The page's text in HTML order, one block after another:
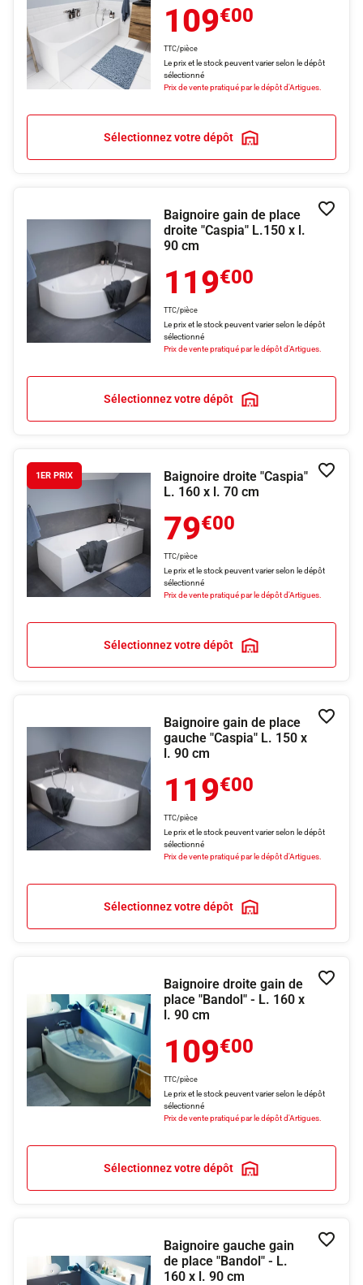
109€00
TTC/pièce
Le prix et le stock peuvent varier selon le dépôt
sélectionné
Prix de vente pratiqué par le dépôt d'Artigues.
Sélectionnez votre dépôt
Baignoire gain de place
droite "Caspia" L.150 x l.
90 cm
119€00
TTC/pièce
Le prix et le stock peuvent varier selon le dépôt
sélectionné
Prix de vente pratiqué par le dépôt d'Artigues.
Sélectionnez votre dépôt
1ER PRIX
Baignoire droite "Caspia"
L. 160 x l. 70 cm
79€00
TTC/pièce
Le prix et le stock peuvent varier selon le dépôt
sélectionné
Prix de vente pratiqué par le dépôt d'Artigues.
Sélectionnez votre dépôt
Baignoire gain de place
gauche "Caspia" L. 150 x
l. 90 cm
119€00
TTC/pièce
Le prix et le stock peuvent varier selon le dépôt
sélectionné
Prix de vente pratiqué par le dépôt d'Artigues.
Sélectionnez votre dépôt
Baignoire droite gain de
place "Bandol" - L. 160 x
l. 90 cm
109€00
TTC/pièce
Le prix et le stock peuvent varier selon le dépôt
sélectionné
Prix de vente pratiqué par le dépôt d'Artigues.
Sélectionnez votre dépôt
Baignoire gauche gain
de place "Bandol" - L.
160 x l. 90 cm